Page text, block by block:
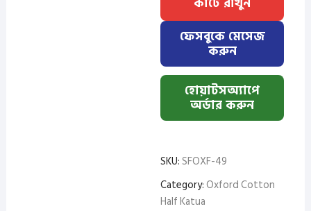
Sky+Pest+misty+Kathal
quantityফেসবুকে মেসেজ
করুন
হোয়াটসঅ্যাপে
অর্ডার করুন
SKU:SFOXF-49
Category:Oxford Cotton
Half Katua